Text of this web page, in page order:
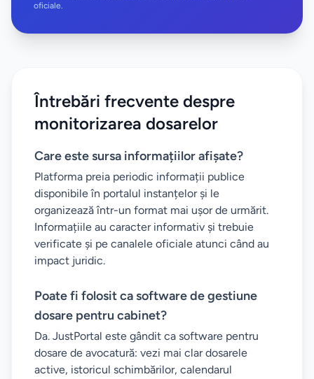
oficiale.
Întrebări frecvente despre
monitorizarea dosarelor
Care este sursa informațiilor afișate?
Platforma preia periodic informații publice
disponibile în portalul instanțelor și le
organizează într-un format mai ușor de urmărit.
Informațiile au caracter informativ și trebuie
verificate și pe canalele oficiale atunci când au
impact juridic.
Poate fi folosit ca software de gestiune
dosare pentru cabinet?
Da. JustPortal este gândit ca software pentru
dosare de avocatură: vezi mai clar dosarele
active, istoricul schimbărilor, calendarul